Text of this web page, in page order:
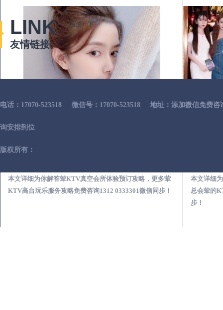
本文详细为你解答荤KTV真空会所体验预订攻略，更多荤
KTV高台玩乐服务攻略免费咨询1312 0333301微信同步！
本文详细
总会荤的
步！
LINK
友情链接
百度一下
电话：17070-523518 微信号：17070-523518 地址：添加微信免费
询安排到位
版权所有：